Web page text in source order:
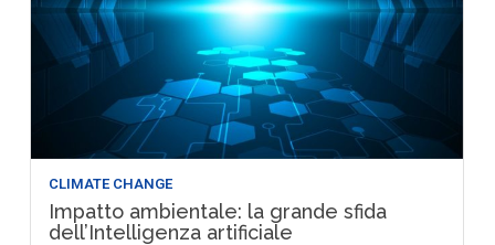
CLIMATE CHANGE
Impatto ambientale: la grande sfida
dell’Intelligenza artificiale